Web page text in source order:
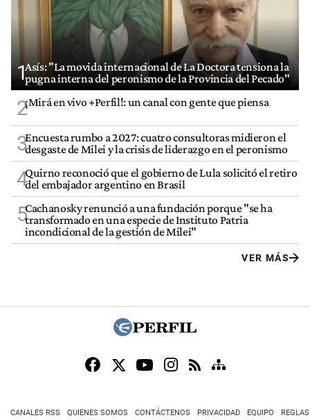
1Asís: "La movida internacional de La Doctora tensiona la
pugna interna del peronismo de la Provincia del Pecado"
2¡Mirá en vivo +Perfil!: un canal con gente que piensa
3Encuesta rumbo a 2027: cuatro consultoras midieron el
desgaste de Milei y la crisis de liderazgo en el peronismo
4Quirno reconoció que el gobierno de Lula solicitó el retiro
del embajador argentino en Brasil
5Cachanosky renunció a una fundación porque "se ha
transformado en una especie de Instituto Patria
incondicional de la gestión de Milei"
VER MÁS
CANALES RSS QUIENES SOMOS CONTÁCTENOS PRIVACIDAD EQUIPO